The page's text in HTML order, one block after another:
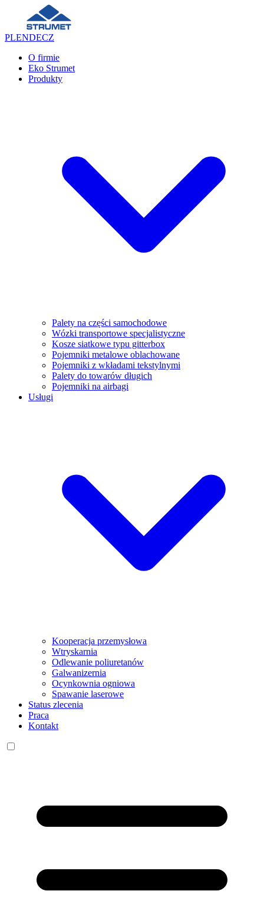
PLENDECZ
O firmie
Eko Strumet
Produkty
Palety na części samochodowe
Wózki transportowe specjalistyczne
Kosze siatkowe typu gitterbox
Pojemniki metalowe oblachowane
Pojemniki z wkładami tekstylnymi
Palety do towarów długich
Pojemniki na airbagi
Usługi
Kooperacja przemysłowa
Wtryskarnia
Odlewanie poliuretanów
Galwanizernia
Ocynkownia ogniowa
Spawanie laserowe
Status zlecenia
Praca
Kontakt